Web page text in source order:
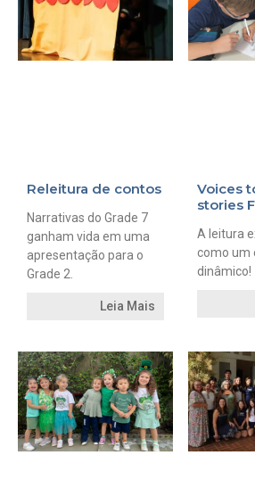
Releitura de contos
Narrativas do Grade 7
ganham vida em uma
apresentação para o
Grade 2.
Leia Mais
Voices
stories
A leitura
como um
dinâmico!